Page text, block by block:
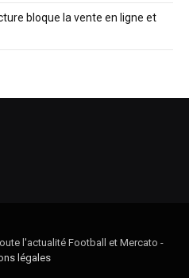
bloque la vente en ligne et
l'actualité Football et Mercato -
légales